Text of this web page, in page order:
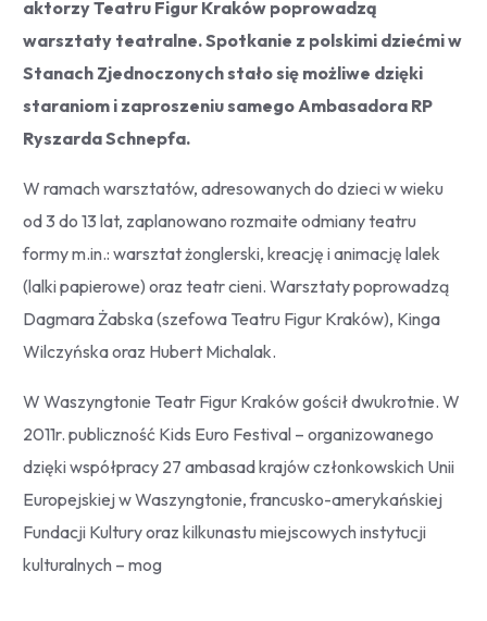
aktorzy Teatru Figur Kraków poprowadzą
warsztaty teatralne. Spotkanie z polskimi dziećmi w
Stanach Zjednoczonych stało się możliwe dzięki
staraniom i zaproszeniu samego Ambasadora RP
Ryszarda Schnepfa.
W ramach warsztatów, adresowanych do dzieci w wieku
od 3 do 13 lat, zaplanowano rozmaite odmiany teatru
formy m.in.: warsztat żonglerski, kreację i animację lalek
(lalki papierowe) oraz teatr cieni. Warsztaty poprowadzą
Dagmara Żabska (szefowa Teatru Figur Kraków), Kinga
Wilczyńska oraz Hubert Michalak.
W Waszyngtonie Teatr Figur Kraków gościł dwukrotnie. W
2011r. publiczność Kids Euro Festival – organizowanego
dzięki współpracy 27 ambasad krajów członkowskich Unii
Europejskiej w Waszyngtonie, francusko-amerykańskiej
Fundacji Kultury oraz kilkunastu miejscowych instytucji
kulturalnych – mog